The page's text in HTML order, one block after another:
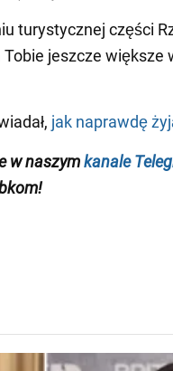
turystycznej części
jeszcze większe
jak naprawdę
w naszymkanale